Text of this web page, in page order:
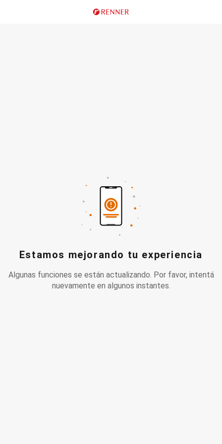
Estamos mejorando tu experiencia
Algunas funciones se están actualizando. Por favor, intentá
nuevamente en algunos instantes.